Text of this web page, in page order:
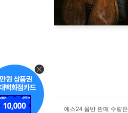
예스24 음반 판매 수량은